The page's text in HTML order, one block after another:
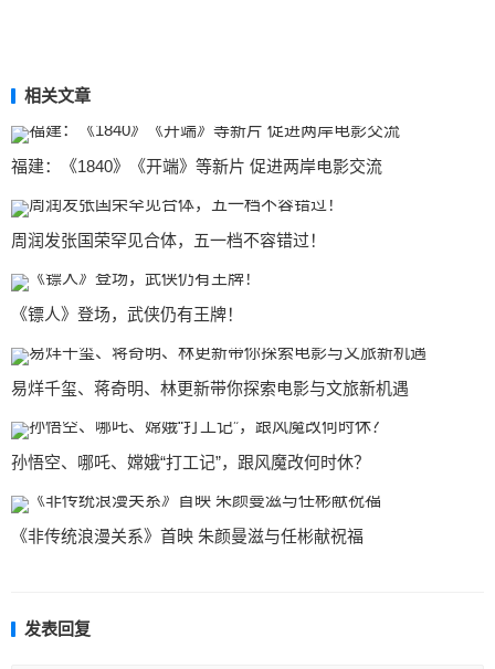
相关文章
福建：《1840》《开端》等新片 促进两岸电影交流
周润发张国荣罕见合体，五一档不容错过！
《镖人》登场，武侠仍有王牌！
易烊千玺、蒋奇明、林更新带你探索电影与文旅新机遇
孙悟空、哪吒、嫦娥“打工记”，跟风魔改何时休？
《非传统浪漫关系》首映 朱颜曼滋与任彬献祝福
发表回复